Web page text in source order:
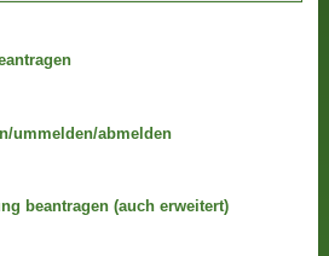
ummelden/abmelden
beantragen (auch erweitert)